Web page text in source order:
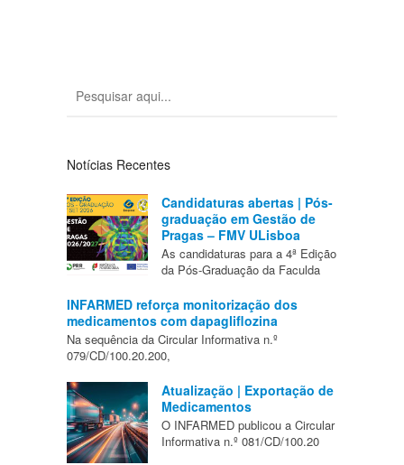
Notícias Recentes
Candidaturas abertas | Pós-
graduação em Gestão de
Pragas – FMV ULisboa
As candidaturas para a 4ª Edição
da Pós-Graduação da Faculda
INFARMED reforça monitorização dos
medicamentos com dapagliflozina
Na sequência da Circular Informativa n.º
079/CD/100.20.200,
Atualização | Exportação de
Medicamentos
O INFARMED publicou a Circular
Informativa n.º 081/CD/100.20